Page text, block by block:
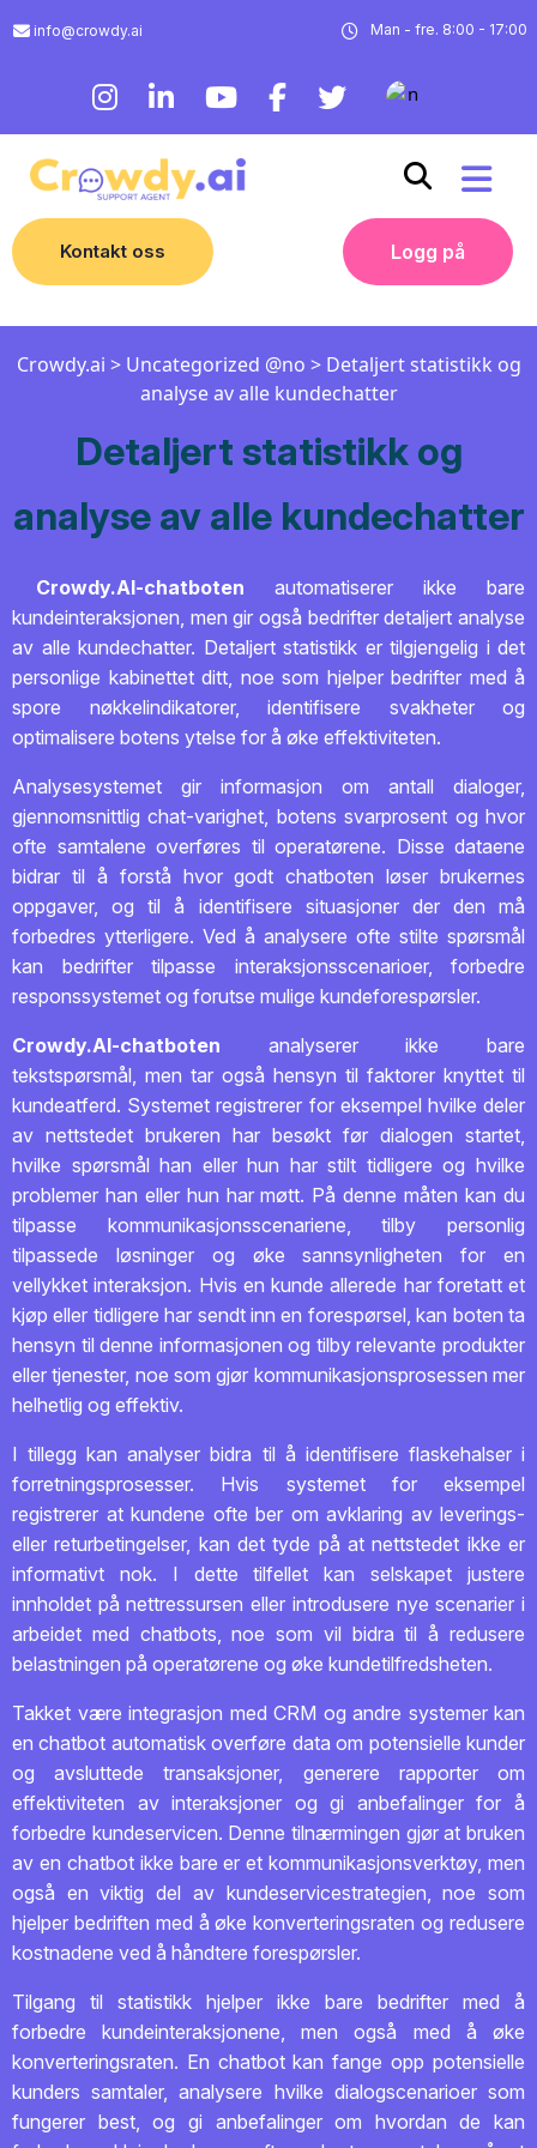
info@crowdy.ai Man - fre. 8:00 - 17:00
Kontakt oss Logg på
Crowdy.ai > Uncategorized @no > Detaljert statistikk og
analyse av alle kundechatter
Detaljert statistikk og
analyse av alle kundechatter
Crowdy.AI-chatboten automatiserer ikke bare
kundeinteraksjonen, men gir også bedrifter detaljert analyse
av alle kundechatter. Detaljert statistikk er tilgjengelig i det
personlige kabinettet ditt, noe som hjelper bedrifter med å
spore nøkkelindikatorer, identifisere svakheter og
optimalisere botens ytelse for å øke effektiviteten.
Analysesystemet gir informasjon om antall dialoger,
gjennomsnittlig chat-varighet, botens svarprosent og hvor
ofte samtalene overføres til operatørene. Disse dataene
bidrar til å forstå hvor godt chatboten løser brukernes
oppgaver, og til å identifisere situasjoner der den må
forbedres ytterligere. Ved å analysere ofte stilte spørsmål
kan bedrifter tilpasse interaksjonsscenarioer, forbedre
responssystemet og forutse mulige kundeforespørsler.
Crowdy.AI-chatboten analyserer ikke bare
tekstspørsmål, men tar også hensyn til faktorer knyttet til
kundeatferd. Systemet registrerer for eksempel hvilke deler
av nettstedet brukeren har besøkt før dialogen startet,
hvilke spørsmål han eller hun har stilt tidligere og hvilke
problemer han eller hun har møtt. På denne måten kan du
tilpasse kommunikasjonsscenariene, tilby personlig
tilpassede løsninger og øke sannsynligheten for en
vellykket interaksjon. Hvis en kunde allerede har foretatt et
kjøp eller tidligere har sendt inn en forespørsel, kan boten ta
hensyn til denne informasjonen og tilby relevante produkter
eller tjenester, noe som gjør kommunikasjonsprosessen mer
helhetlig og effektiv.
I tillegg kan analyser bidra til å identifisere flaskehalser i
forretningsprosesser. Hvis systemet for eksempel
registrerer at kundene ofte ber om avklaring av leverings-
eller returbetingelser, kan det tyde på at nettstedet ikke er
informativt nok. I dette tilfellet kan selskapet justere
innholdet på nettressursen eller introdusere nye scenarier i
arbeidet med chatbots, noe som vil bidra til å redusere
belastningen på operatørene og øke kundetilfredsheten.
Takket være integrasjon med CRM og andre systemer kan
en chatbot automatisk overføre data om potensielle kunder
og avsluttede transaksjoner, generere rapporter om
effektiviteten av interaksjoner og gi anbefalinger for å
forbedre kundeservicen. Denne tilnærmingen gjør at bruken
av en chatbot ikke bare er et kommunikasjonsverktøy, men
også en viktig del av kundeservicestrategien, noe som
hjelper bedriften med å øke konverteringsraten og redusere
kostnadene ved å håndtere forespørsler.
Tilgang til statistikk hjelper ikke bare bedrifter med å
forbedre kundeinteraksjonene, men også med å øke
konverteringsraten. En chatbot kan fange opp potensielle
kunders samtaler, analysere hvilke dialogscenarioer som
fungerer best, og gi anbefalinger om hvordan de kan